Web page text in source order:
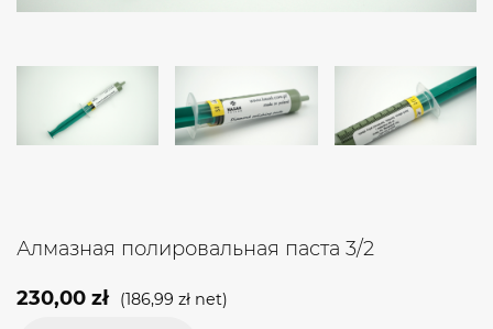
Алмазная полировальная паста 3/2
230,00 zł (186,99 zł net)